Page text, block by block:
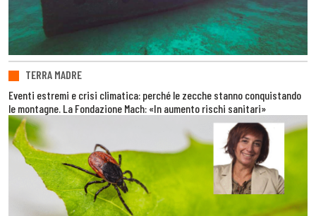
TERRA MADRE
Eventi estremi e crisi climatica: perché le zecche stanno conquistando
le montagne. La Fondazione Mach: «In aumento rischi sanitari»